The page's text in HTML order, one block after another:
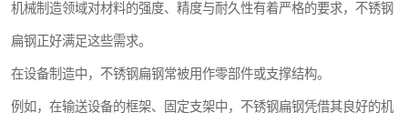
机械制造领域对材料的强度、精度与耐久性有着严格的要求，不锈钢
扁钢正好满足这些需求。
在设备制造中，不锈钢扁钢常被用作零部件或支撑结构。
例如，在输送设备的框架、固定支架中，不锈钢扁钢凭借其良好的机